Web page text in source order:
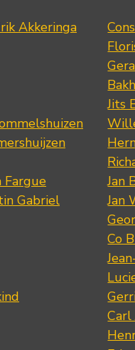
Akkeringa
Fargue
Gabriel
Jits
Jan
Jan
Co
Carl